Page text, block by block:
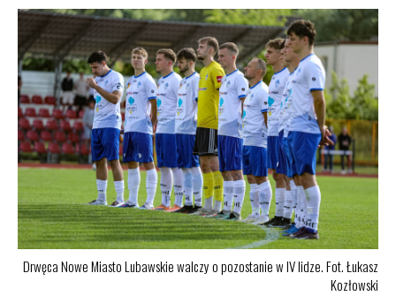
Drwęca Nowe Miasto Lubawskie walczy o pozostanie w IV lidze. Fot. Łukasz
Kozłowski